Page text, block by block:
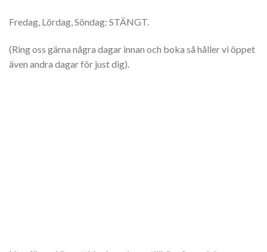
Fredag, Lördag, Söndag: STÄNGT.
(Ring oss gärna några dagar innan och boka så håller vi öppet
även andra dagar för just dig).